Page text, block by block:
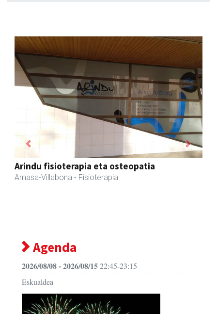
Amonarriz iturgintza S. L.
Larraul - Iturgintza
Previous Next
Agenda
2026/08/08 - 2026/08/1522:45-23:15
Eskualdea